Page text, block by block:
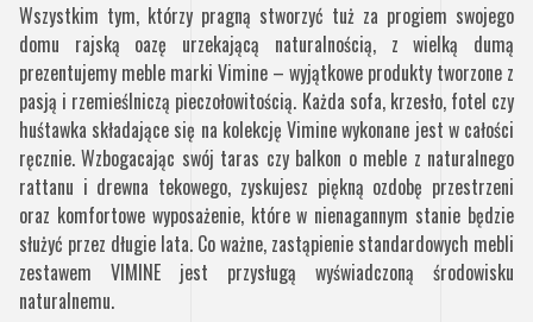
Wszystkim tym, którzy pragną stworzyć tuż za progiem swojego
domu rajską oazę urzekającą naturalnością, z wielką dumą
prezentujemy meble marki Vimine – wyjątkowe produkty tworzone z
pasją i rzemieślniczą pieczołowitością. Każda sofa, krzesło, fotel czy
huśtawka składające się na kolekcję Vimine wykonane jest w całości
ręcznie. Wzbogacając swój taras czy balkon o meble z naturalnego
rattanu i drewna tekowego, zyskujesz piękną ozdobę przestrzeni
oraz komfortowe wyposażenie, które w nienagannym stanie będzie
służyć przez długie lata. Co ważne, zastąpienie standardowych mebli
zestawem VIMINE jest przysługą wyświadczoną środowisku
naturalnemu.